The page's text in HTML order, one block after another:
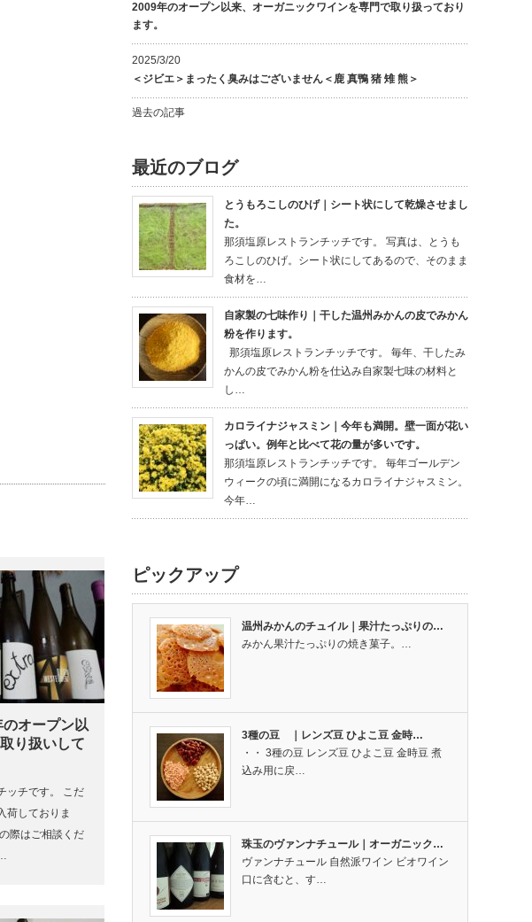
オープン以
り扱いして
ッチです。 こだ
荷しておりま
際はご相談くだ
2009年のオープン以来、オーガニックワインを専門で取り扱っており
ます。
2025/3/20
＜ジビエ＞まったく臭みはございません＜鹿 真鴨 猪 雉 熊＞
過去の記事
最近のブログ
とうもろこしのひげ｜シート状にして乾燥させまし
た。
那須塩原レストランチッチです。 写真は、とうも
ろこしのひげ。シート状にしてあるので、そのまま
食材を…
自家製の七味作り｜干した温州みかんの皮でみかん
粉を作ります。
那須塩原レストランチッチです。 毎年、干したみ
かんの皮でみかん粉を仕込み自家製七味の材料と
し…
カロライナジャスミン｜今年も満開。壁一面が花い
っぱい。例年と比べて花の量が多いです。
那須塩原レストランチッチです。 毎年ゴールデン
ウィークの頃に満開になるカロライナジャスミン。
今年…
ピックアップ
温州みかんのチュイル｜果汁たっぷりの…
みかん果汁たっぷりの焼き菓子。…
3種の豆 ｜レンズ豆 ひよこ豆 金時…
・・ 3種の豆 レンズ豆 ひよこ豆 金時豆 煮
込み用に戻…
珠玉のヴァンナチュール｜オーガニック…
ヴァンナチュール 自然派ワイン ビオワイン
口に含むと、す…